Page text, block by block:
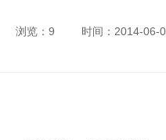
浏览：9 时间： 2014-06-